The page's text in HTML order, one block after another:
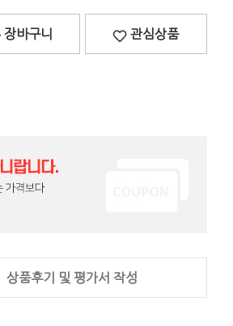
장바구니 관심상품
상품후기 및 평가서 작성